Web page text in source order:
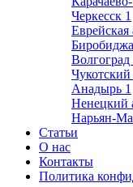
Черкесск 1
Еврейская
Волгоград
Анадырь 1
Ненецкий
Нарьян-
Статьи
О нас
Контакты
Политика